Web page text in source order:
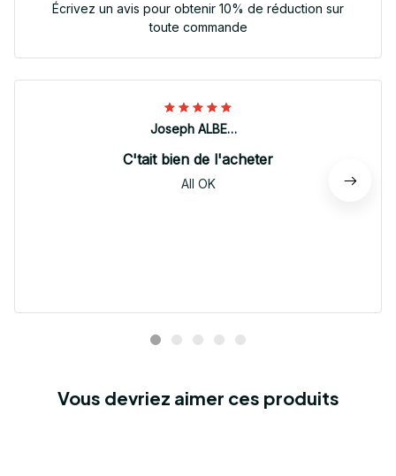
Écrivez un avis pour obtenir 10% de réduction sur
toute commande
Joseph ALBERTINI
C'tait bien de l'acheter
All OK
Vous devriez aimer ces produits